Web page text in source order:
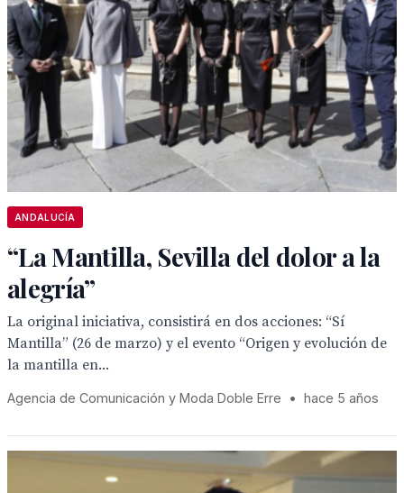
ANDALUCÍA
“La Mantilla, Sevilla del dolor a la
alegría”
La original iniciativa, consistirá en dos acciones: “Sí
Mantilla” (26 de marzo) y el evento “Origen y evolución de
la mantilla en...
Agencia de Comunicación y Moda Doble Erre • hace 5 años